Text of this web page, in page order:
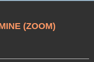
(ZOOM)